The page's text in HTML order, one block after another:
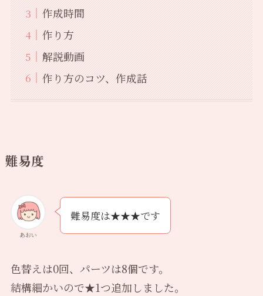
作成時間
作り方
解説動画
作り方のコツ、作成話
難易度
あおい
難易度は★★★です
色替えは0回、パーツは8個です。
結構細かいので★1つ追加しました。